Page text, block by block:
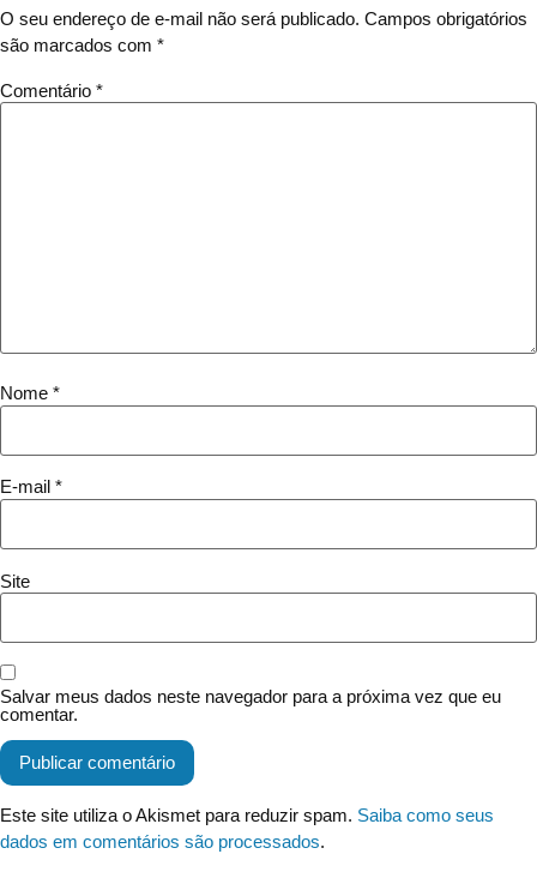
O seu endereço de e-mail não será publicado. Campos obrigatórios
são marcados com *
Comentário *
Nome *
E-mail *
Site
Salvar meus dados neste navegador para a próxima vez que eu
comentar.
Este site utiliza o Akismet para reduzir spam. Saiba como seus
dados em comentários são processados.